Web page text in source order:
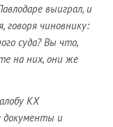
выиграл, и
говоря чиновнику:
суда? Вы что,
на них, они же
КХ
документы и